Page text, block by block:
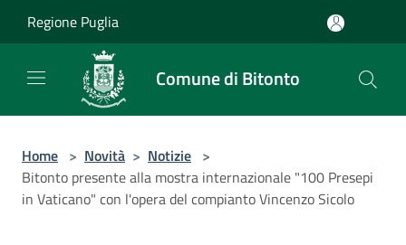
Regione Puglia
Comune di Bitonto
Home > Novità > Notizie >
Bitonto presente alla mostra internazionale "100 Presepi
in Vaticano" con l'opera del compianto Vincenzo Sicolo